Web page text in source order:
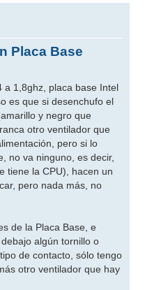
Placa Base
a 1,8ghz, placa base Intel
es que si desenchufo el
y negro que
otro ventilador que
pero si lo
no va ninguno, es decir,
tiene la CPU), hacen un
pero nada más, no
de la Placa Base, e
algún tornillo o
de contacto, sólo tengo
otro ventilador que hay